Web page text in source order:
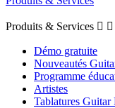
Produits & Services  
Démo gratuite
Nouveautés
Programme
Artistes
Tablatures Guitar